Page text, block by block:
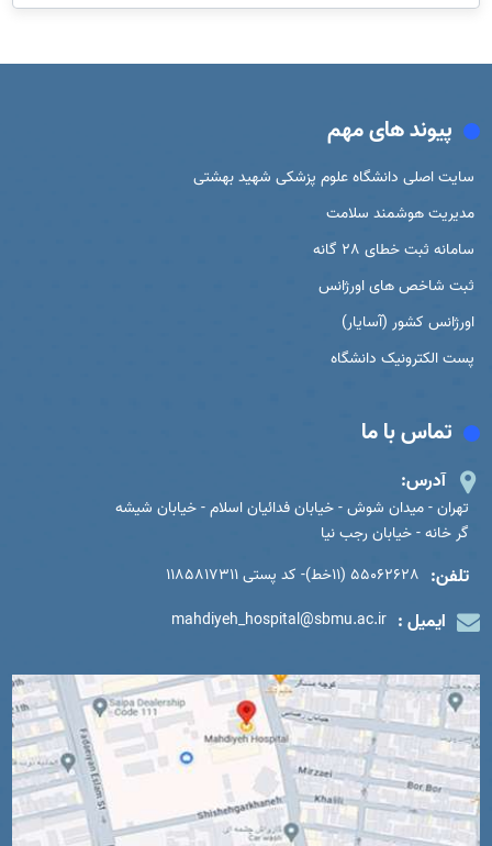
پیوند های مهم
سایت اصلی دانشگاه علوم پزشکی شهید بهشتی
مدیریت هوشمند سلامت
سامانه ثبت خطای 28 گانه
ثبت شاخص های اورژانس
اورژانس کشور (آسایار)
پست الکترونیک دانشگاه
تماس با ما
آدرس:
تهران - میدان شوش - خیابان فدائیان اسلام - خیابان شیشه
گر خانه - خیابان رجب نیا
تلفن: 55062628 (11خط)- کد پستی 1185817311
ایمیل : mahdiyeh_hospital@sbmu.ac.ir